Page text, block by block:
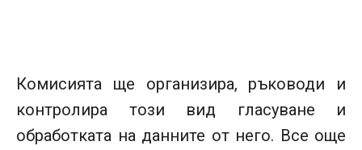
Комисията ще организира, ръководи и
контролира този вид гласуване и
обработката на данните от него. Все още